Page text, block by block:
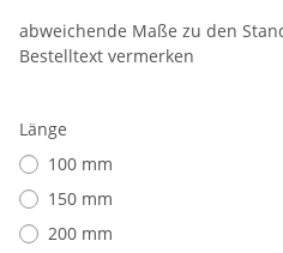
abweichende Maße zu den
Bestelltext vermerken
Länge
100 mm
150 mm
200 mm